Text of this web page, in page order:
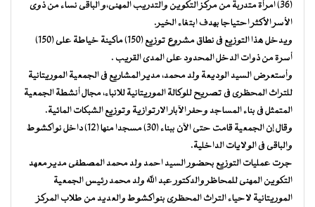
(36) امرأة متدربة من مركز التكوين والتدريب المهنى،و الباقى نساء من ذوى
الأسر الأكثر احتياجا بهدف ابتغاء الخير.
ويدخل هذا التوزيع فى نطاق مشروع توزيع (150) ماكينة خياطة على (150)
أسرة من ذوات الدخل المحدود على المدى القريب .
وأستعرض السيد الوديعة ولد محمد، مدير المشاريع فى الجمعية الموريتانية
للتراث المحظرى فى تصريح للوكالة الموريتانية للانباء، مجال أنشطة الجمعية
المتمثل فى بناء المساجد وحفر الآبار الارتوازية وتوزيع الشبكات المائية.
وقال إن الجمعية قامت حتى الآن ببناء (30) مسجدا منها (12) داخل نواكشوط
والباقى فى الولايات الداخلية.
جرت عمليات التوزيع بحضور السيد احمد ولد محمد المصطفى مدير معهد
التكوين المهنى للمحاظر والدكتور عبد الله ولد محمد رئيس الجمعية
الموريتانية لاحياء التراث المحظرى بنواكشوط والعديد من طلاب المركز